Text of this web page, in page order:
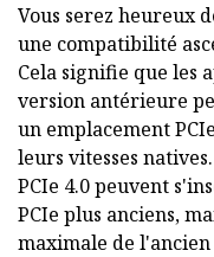
Vous serez heureux
une compatibilité
Cela signifie que les
version antérieure
un emplacement
leurs vitesses
PCIe 4.0 peuvent
PCIe plus anciens,
maximale de